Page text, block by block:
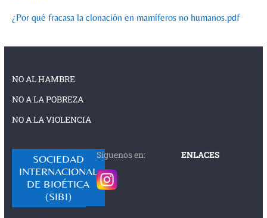
¿Por qué fracasa la clonación en mamíferos no humanos.pdf
NO AL HAMBRE
NO A LA POBREZA
NO A LA VIOLENCIA
SOCIEDAD
INTERNACIONAL
DE BIOÉTICA
(SIBI)
Síguenos en: ENLACES